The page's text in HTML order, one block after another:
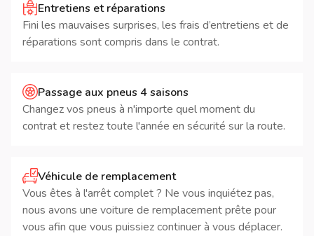
Entretiens et réparations
Fini les mauvaises surprises, les frais d’entretiens et de
réparations sont compris dans le contrat.
Passage aux pneus 4 saisons
Changez vos pneus à n'importe quel moment du
contrat et restez toute l'année en sécurité sur la route.
Véhicule de remplacement
Vous êtes à l'arrêt complet ? Ne vous inquiétez pas,
nous avons une voiture de remplacement prête pour
vous afin que vous puissiez continuer à vous déplacer.